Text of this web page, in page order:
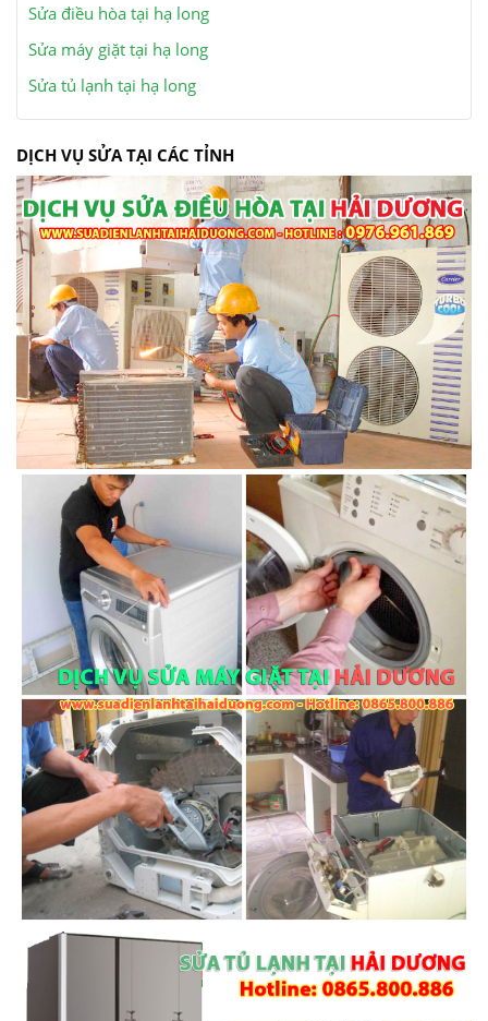
Sửa điều hòa tại hạ long
Sửa máy giặt tại hạ long
Sửa tủ lạnh tại hạ long
DỊCH VỤ SỬA TẠI CÁC TỈNH